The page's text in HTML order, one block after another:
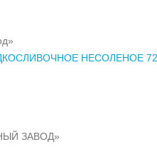
НЕСОЛЕНОЕ
ЗАВОД»